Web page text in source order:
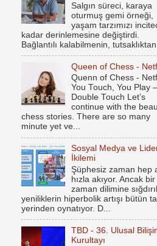
Salgın süreci, karaya
oturmuş gemi örneği,
yaşam tarzımızı
kadar derinlemesine değiştirdi.
Bağlantılı kalabilmenin, tutsaklıktan
Queen of Chess -
Quenn of Chess -
You Touch, You Play –
Double Touch Let’s
continue with the
chess stories. There are so many
minute yet ve...
Sosyal Medya ve
İkilemi
Şüphesiz zaman hep
hızla akıyor. Ancak bir
zaman dilimine
yeniliklerin hiperbolik artışı bütün
yerinden oynatıyor. D...
TBD - 36. Ulusal
Kurultayı